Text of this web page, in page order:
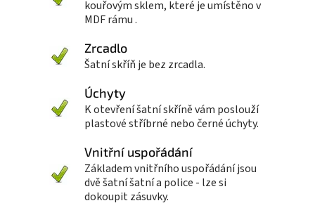
kouřovým sklem, které je umístěno v
MDF rámu .
Zrcadlo
Šatní skříň je bez zrcadla.
Úchyty
K otevření šatní skříně vám poslouží
plastové stříbrné nebo černé úchyty.
Vnitřní uspořádání
Základem vnitřního uspořádání jsou
dvě šatní šatní a police - lze si
dokoupit zásuvky.